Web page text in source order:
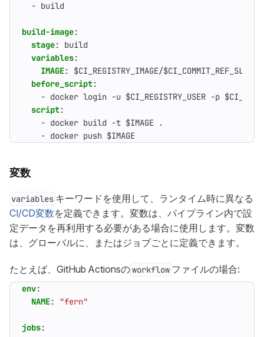
- build
build-image:
stage:
build
variables:
IMAGE:
$CI_REGISTRY_IMAGE/
before_script:
- docker login -u $CI_REGISTRY_USER -p
script:
- docker build -t $IMAGE .
- docker push $IMAGE
変数
variables キーワードを使用して、ランタイム時に異なる
CI/CD変数を定義できます。変数は、パイプライン内で設
定データを再利用する必要がある場合に使用します。変数
は、グローバルに、またはジョブごとに定義できます。
たとえば、GitHub Actionsのworkflow ファイルの場合:
env:
NAME: "fern"
jobs: